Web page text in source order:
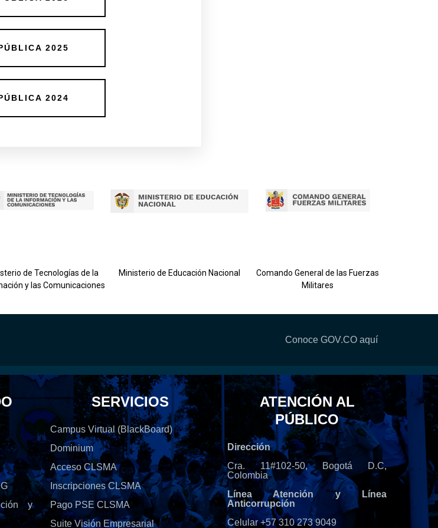
2025
2024
de Tecnologías de la
y las Comunicaciones
Ministerio de Educación Nacional
Comando General de las Fuerzas
Militares
Conoce GOV.CO aquí
y
SERVICIOS
Campus Virtual (BlackBoard)
Dominium
Acceso CLSMA
Inscripciones CLSMA
Pago PSE CLSMA
Suite Visión Empresarial
ATENCIÓN AL
PÚBLICO
Dirección
Cra. 11#102-50, Bogotá D.C,
Colombia
Línea Atención y Línea
Anticorrupción
Celular +57 310 273 9049